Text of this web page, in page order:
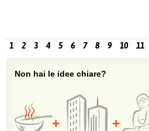
1 2 3 4 5 6 7 8 9 10 11
Non hai le idee chiare?